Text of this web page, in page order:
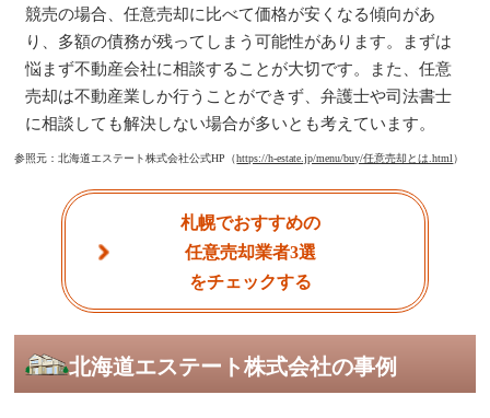
競売の場合、任意売却に比べて価格が安くなる傾向があ
り、多額の債務が残ってしまう可能性があります。まずは
悩まず不動産会社に相談することが大切です。また、任意
売却は不動産業しか行うことができず、弁護士や司法書士
に相談しても解決しない場合が多いとも考えています。
参照元：北海道エステート株式会社公式HP（https://h-estate.jp/menu/buy/任意売却とは.html）
札幌でおすすめの
任意売却業者3選
をチェックする
北海道エステート株式会社の事例